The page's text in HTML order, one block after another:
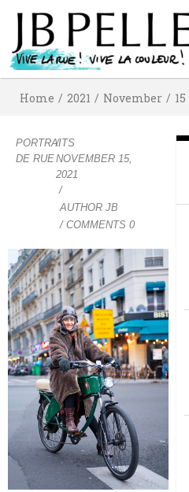
Home / 2021 / November / 15
PORTRAITS
DE RUE
/
NOVEMBER 15,
2021
/
AUTHOR JB
/ COMMENTS 0